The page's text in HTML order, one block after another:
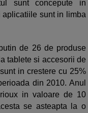
sunt concepute in
aplicatiile sunt in limba
de 26 de produse
tablete si accesorii de
in crestere cu 25%
din 2010. Anul
in valoare de 10
se asteapta la o